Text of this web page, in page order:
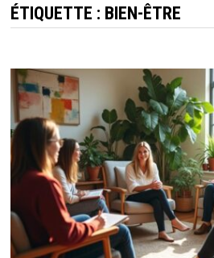
ÉTIQUETTE : BIEN-ÊTRE